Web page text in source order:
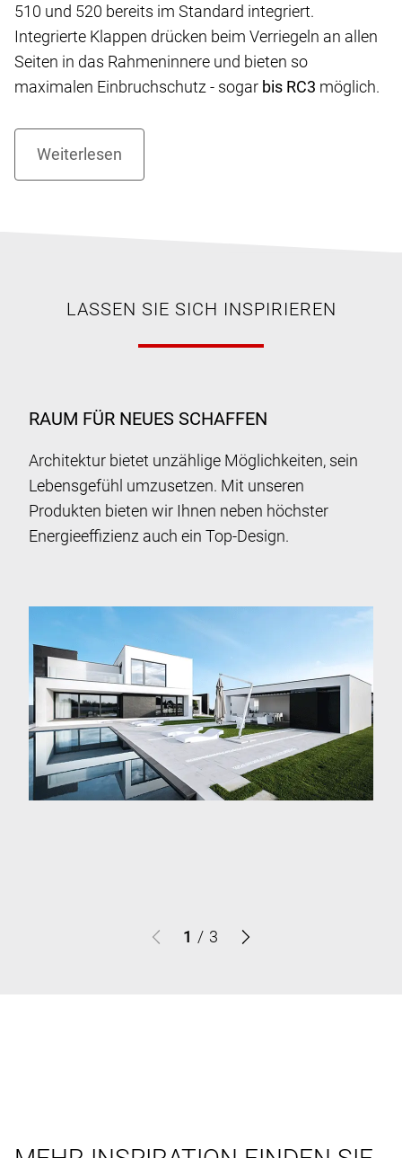
510 und 520 bereits im Standard integriert.
Integrierte Klappen drücken beim Verriegeln an allen
Seiten in das Rahmeninnere und bieten so
maximalen Einbruchschutz - sogar bis RC3 möglich.
LASSEN SIE SICH INSPIRIEREN
RAUM FÜR NEUES SCHAFFEN
Architektur bietet unzählige Möglichkeiten, sein
Lebensgefühl umzusetzen. Mit unseren
Produkten bieten wir Ihnen neben höchster
Energieeffizienz auch ein Top-Design.
1 / 3